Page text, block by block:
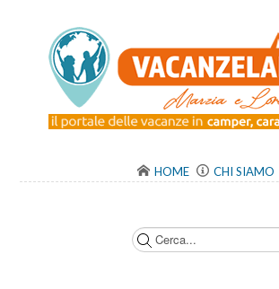
HOME CHI SIAMO